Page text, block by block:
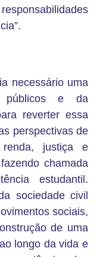
necessário uma
públicos e da
reverter essa
perspectivas de
renda, justiça e
chamada
estudantil.
sociedade civil
sociais,
de uma
longo da vida e